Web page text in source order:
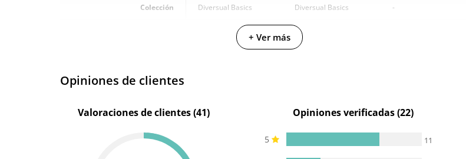
Colección Diversual Basics Diversual Basics -
30 ml
+ Ver más
Opiniones de clientes
Valoraciones de clientes (41) Opiniones verificadas (22)
5 11